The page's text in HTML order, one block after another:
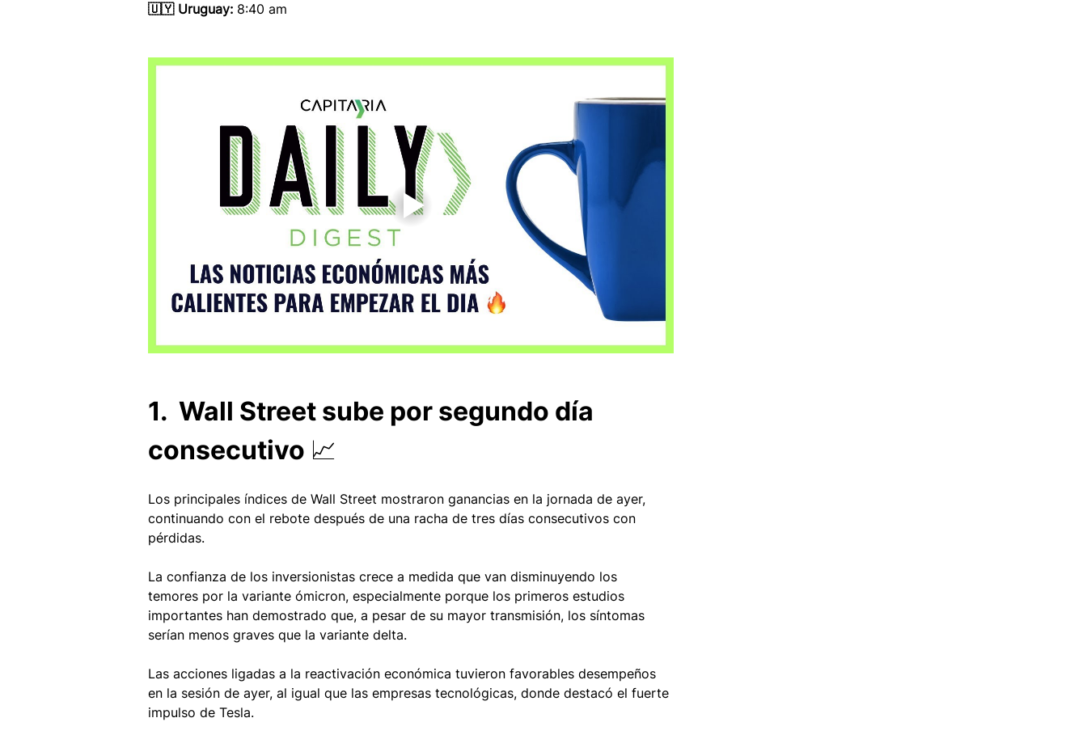
🇺🇾 Uruguay: 8:40 am
1.  Wall Street sube por segundo día
consecutivo 📈
Los principales índices de Wall Street mostraron ganancias en la jornada de ayer,
continuando con el rebote después de una racha de tres días consecutivos con
pérdidas.
La confianza de los inversionistas crece a medida que van disminuyendo los
temores por la variante ómicron, especialmente porque los primeros estudios
importantes han demostrado que, a pesar de su mayor transmisión, los síntomas
serían menos graves que la variante delta.
Las acciones ligadas a la reactivación económica tuvieron favorables desempeños
en la sesión de ayer, al igual que las empresas tecnológicas, donde destacó el fuerte
impulso de Tesla.